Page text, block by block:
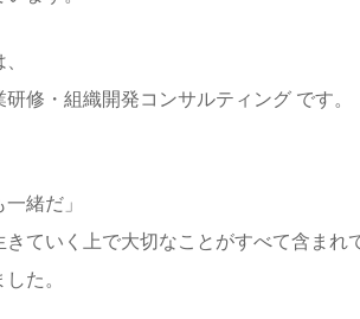
修・組織開発コンサルティング です。
緒だ」
きていく上で大切なことがすべて含まれ
た。